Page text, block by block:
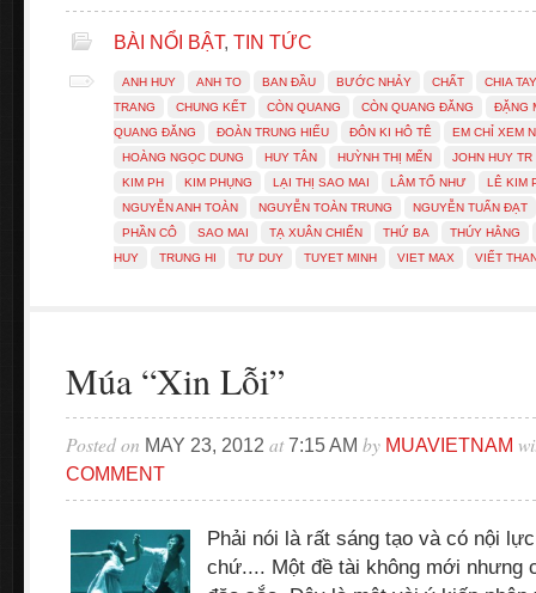
BÀI NỔI BẬT, TIN TỨC
ANH HUY ANH TO BAN ĐẦU BƯỚC NHẢY CHẤT
CHIA
TRANG
CHUNG KẾT CÒN QUANG CÒN QUANG ĐĂNG
ĐẶNG
QUANG ĐĂNG
ĐOÀN TRUNG HIẾU ĐÔN KI HÔ TÊ
EM CHỈ XEM
HOÀNG NGỌC DUNG
HUY TÂN HUỲNH THỊ MẾN
JOHN HUY TR
KIM PH
KIM PHỤNG LẠI THỊ SAO MAI LÂM TỐ NHƯ
LÊ KIM
NGUYỄN ANH TOÀN
NGUYỄN TOÀN TRUNG
NGUYỄN TUẤN ĐẠT
PHẦN CÔ
SAO MAI TẠ XUÂN CHIẾN THỨ BA
THÚY HẰNG
HUY
TRUNG HI TƯ DUY TUYET MINH VIET MAX VIẾT
Múa “Xin Lỗi”
Posted on MAY 23, 2012 at7:15 AM by MUAVIETNAM
COMMENT
Phải nói là rất sáng tạo và có nội
chứ.... Một đề tài không mới nhưng